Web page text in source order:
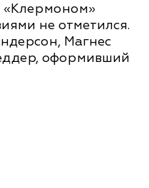
«Клермоном»
не отметился.
Магнес
оформивший